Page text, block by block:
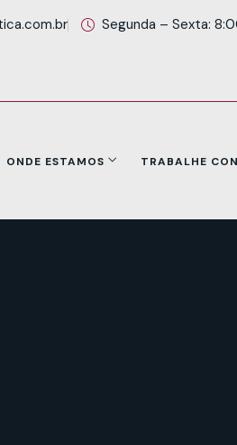
Segunda – Sexta:
ONDE ESTAMOS TRABALHE